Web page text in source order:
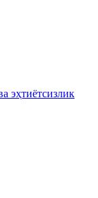
эҳтиётсизлик